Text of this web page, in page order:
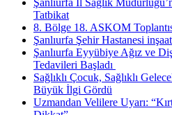
Tatbikat
8. Bölge 18. ASKOM
Şanlıurfa Şehir Hastanesi
Şanlıurfa Eyyübiye Ağız ve
Tedavileri Başladı ​
Sağlıklı Çocuk, Sağlıklı
Büyük İlgi Gördü
Uzmandan Velilere Uyarı: